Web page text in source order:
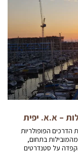
הפופולריות
בתחום,
על סטנדרטים